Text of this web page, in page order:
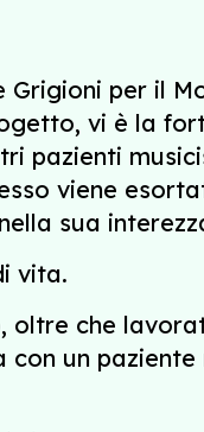
per il
vi è la
pazienti
viene
sua
vita.
oltre che
un paziente